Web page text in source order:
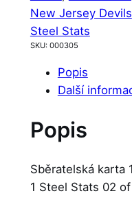
New Jersey Devils
Steel Stats
SKU: 000305
Popis
Další
Popis
Sběratelská karta
1 Steel Stats 02